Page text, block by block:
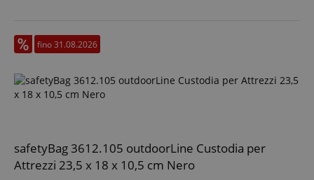
fino 31.08.2026
safetyBag 3612.105 outdoorLine Custodia per
Attrezzi 23,5 x 18 x 10,5 cm Nero